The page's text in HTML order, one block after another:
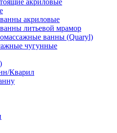
акриловые
акриловые
литьевой мрамор
ванны (Quaryl)
чугунные
Кварил